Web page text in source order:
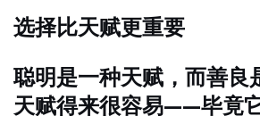
选择比天赋更重要
聪明是一种天赋，而善良
天赋得来很容易——毕竟